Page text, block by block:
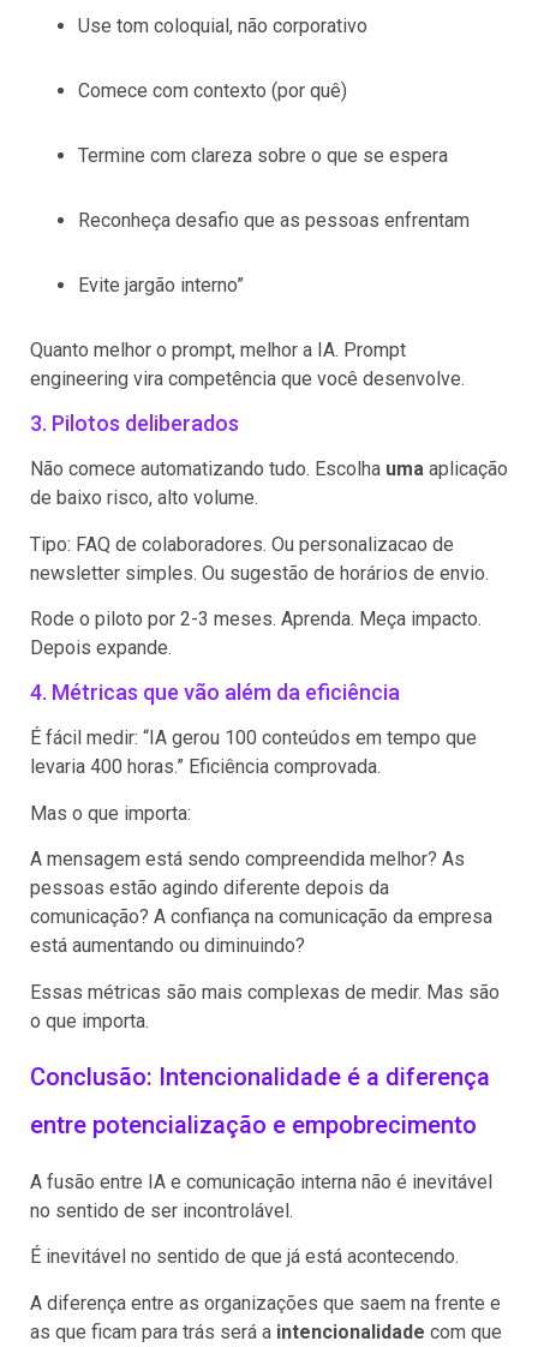
Use tom coloquial, não corporativo
Comece com contexto (por quê)
Termine com clareza sobre o que se espera
Reconheça desafio que as pessoas enfrentam
Evite jargão interno”
Quanto melhor o prompt, melhor a IA. Prompt
engineering vira competência que você desenvolve.
3. Pilotos deliberados
Não comece automatizando tudo. Escolha uma aplicação
de baixo risco, alto volume.
Tipo: FAQ de colaboradores. Ou personalizacao de
newsletter simples. Ou sugestão de horários de envio.
Rode o piloto por 2-3 meses. Aprenda. Meça impacto.
Depois expande.
4. Métricas que vão além da eficiência
É fácil medir: “IA gerou 100 conteúdos em tempo que
levaria 400 horas.” Eficiência comprovada.
Mas o que importa:
A mensagem está sendo compreendida melhor? As
pessoas estão agindo diferente depois da
comunicação? A confiança na comunicação da empresa
está aumentando ou diminuindo?
Essas métricas são mais complexas de medir. Mas são
o que importa.
Conclusão: Intencionalidade é a diferença
entre potencialização e empobrecimento
A fusão entre IA e comunicação interna não é inevitável
no sentido de ser incontrolável.
É inevitável no sentido de que já está acontecendo.
A diferença entre as organizações que saem na frente e
as que ficam para trás será a intencionalidade com que